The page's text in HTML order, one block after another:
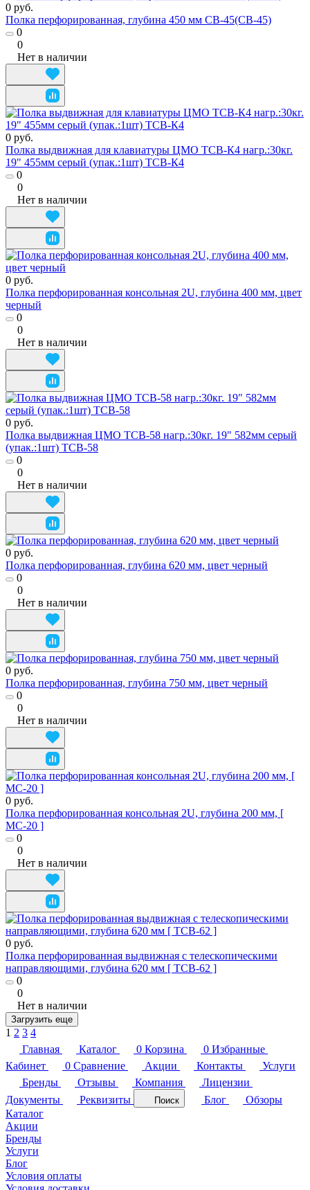
0 руб.
Полка перфорированная, глубина 450 мм СВ-45(СВ-45)
0
0
Нет в наличии
0 руб.
Полка выдвижная для клавиатуры ЦМО ТСВ-К4 нагр.:30кг.
19" 455мм серый (упак.:1шт) ТСВ-К4
0
0
Нет в наличии
0 руб.
Полка перфорированная консольная 2U, глубина 400 мм, цвет
черный
0
0
Нет в наличии
0 руб.
Полка выдвижная ЦМО ТСВ-58 нагр.:30кг. 19" 582мм серый
(упак.:1шт) ТСВ-58
0
0
Нет в наличии
0 руб.
Полка перфорированная, глубина 620 мм, цвет черный
0
0
Нет в наличии
0 руб.
Полка перфорированная, глубина 750 мм, цвет черный
0
0
Нет в наличии
0 руб.
Полка перфорированная консольная 2U, глубина 200 мм, [
МС-20 ]
0
0
Нет в наличии
0 руб.
Полка перфорированная выдвижная с телескопическими
направляющими, глубина 620 мм [ ТСВ-62 ]
0
0
Нет в наличии
Загрузить еще
1 2 3 4
Главная
Каталог 0 Корзина 0 Избранные
Кабинет
0 Сравнение Акции Контакты
Услуги
Бренды
Отзывы Компания
Лицензии
Документы
Реквизиты Поиск Блог
Обзоры
Каталог
Акции
Бренды
Услуги
Блог
Условия оплаты